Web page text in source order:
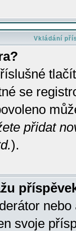
Vkládání
se
přidat
).
svoje